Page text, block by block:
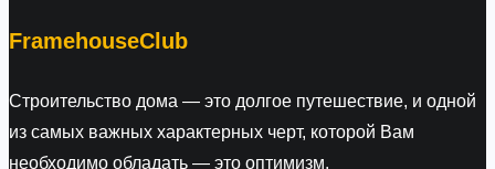
FramehouseClub
Строительство дома — это долгое путешествие, и одной
из самых важных характерных черт, которой Вам
необходимо обладать — это оптимизм.